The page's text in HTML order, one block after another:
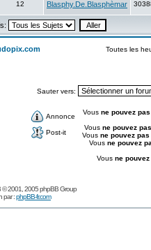
12 Blasphy.De.Blasphèmar
Toutes les
Sauter vers:
Annonce
Post-it
Vous ne pouvez pas
Vous ne pouvez pas
Vous ne pouvez pas
Vous ne pouvez
Vous ne pouvez
© 2001, 2005 phpBB Group
par :phpBB-fr.com